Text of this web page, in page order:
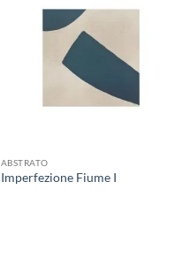
ABSTRATO
Imperfezione Fiume I